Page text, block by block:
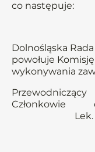
co następuje:
Dolnośląska
powołuje
wykonywania
Członkowie dr
Lek.